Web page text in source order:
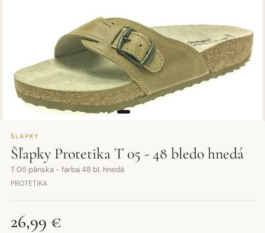
ŠLAPKY
Šľapky Protetika T 05 - 48 bledo hnedá
T 05 pánska - farba 48 bl. hnedá
PROTETIKA
26,99 €